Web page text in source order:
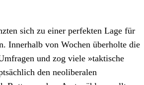
sich zu einer perfekten Lage für
Innerhalb von Wochen überholte die
und zog viele »taktische
den neoliberalen